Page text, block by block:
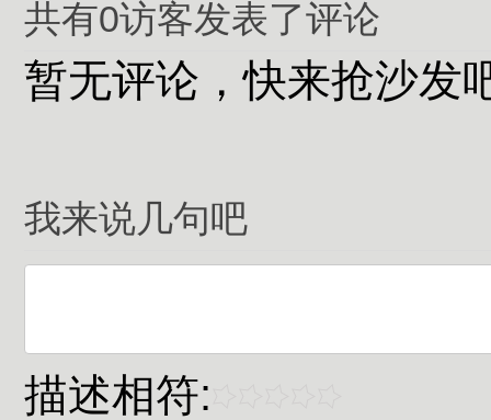
共有0访客发表了评论
暂无评论，快来抢沙发
我来说几句吧
描述相符: